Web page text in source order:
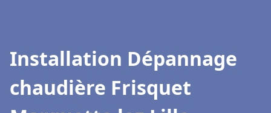
Installation Dépannage
chaudière Frisquet